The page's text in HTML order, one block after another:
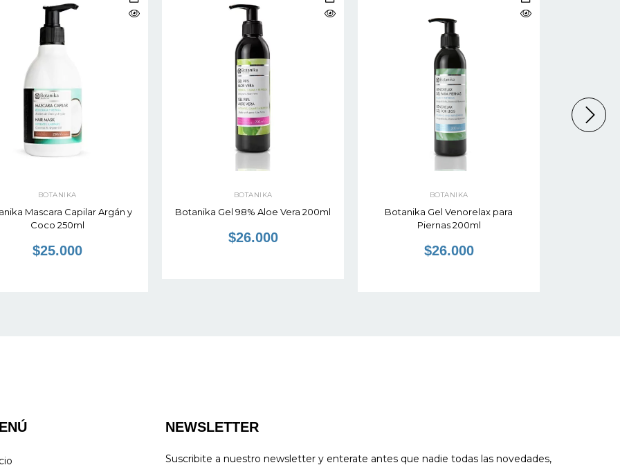
BOTANIKA
Mascara Capilar Argán y
Coco 250ml
$25.000
BOTANIKA
Botanika Gel 98% Aloe Vera 200ml
$26.000
BOTANIKA
Botanika Gel Venorelax para
Piernas 200ml
$26.000
NEWSLETTER
Suscribite a nuestro newsletter y enterate antes que nadie todas las novedades,